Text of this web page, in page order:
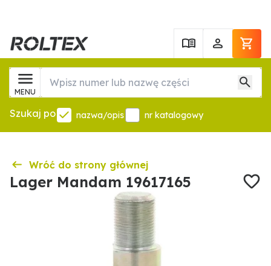
MENU
Szukaj po nazwa/opis nr katalogowy
Wróć do strony głównej
Lager Mandam 19617165